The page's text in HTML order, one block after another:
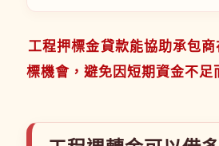
工程押標金貸款能協助承包
標機會，避免因短期資金不足